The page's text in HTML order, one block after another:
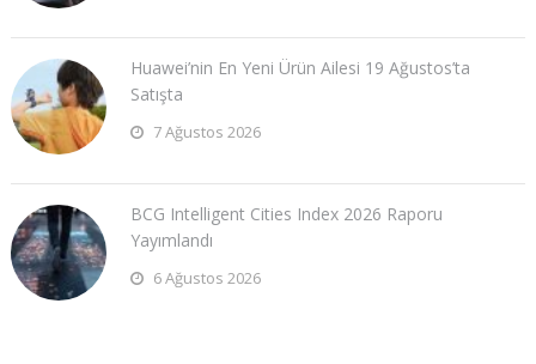
Huawei’nin En Yeni Ürün Ailesi 19 Ağustos’ta
Satışta
7 Ağustos 2026
BCG Intelligent Cities Index 2026 Raporu
Yayımlandı
6 Ağustos 2026